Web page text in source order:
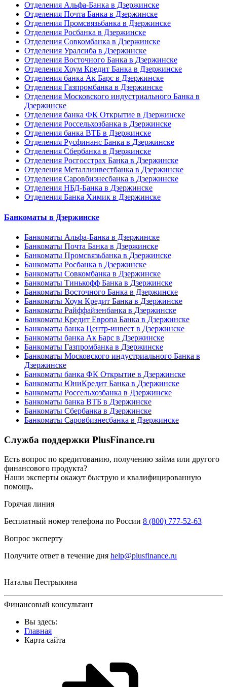
Отделения Альфа-Банка в Дзержинске
Отделения Почта Банка в Дзержинске
Отделения Промсвязьбанка в Дзержинске
Отделения Росбанка в Дзержинске
Отделения Совкомбанка в Дзержинске
Отделения Уралсиба в Дзержинске
Отделения Восточного Банка в Дзержинске
Отделения Хоум Кредит Банка в Дзержинске
Отделения банка Ак Барс в Дзержинске
Отделения Газпромбанка в Дзержинске
Отделения Московского индустриального Банка в
Дзержинске
Отделения банка ФК Открытие в Дзержинске
Отделения Россельхозбанка в Дзержинске
Отделения банка ВТБ в Дзержинске
Отделения Русфинанс Банка в Дзержинске
Отделения Сбербанка в Дзержинске
Отделения Росгосстрах Банка в Дзержинске
Отделения Металлинвестбанка в Дзержинске
Отделения Саровбизнесбанка в Дзержинске
Отделения НБД-Банка в Дзержинске
Отделения Банка Химик в Дзержинске
Банкоматы в Дзержинске
Банкоматы Альфа-Банка в Дзержинске
Банкоматы Почта Банка в Дзержинске
Банкоматы Промсвязьбанка в Дзержинске
Банкоматы Росбанка в Дзержинске
Банкоматы Совкомбанка в Дзержинске
Банкоматы Тинькофф Банка в Дзержинске
Банкоматы Восточного Банка в Дзержинске
Банкоматы Хоум Кредит Банка в Дзержинске
Банкоматы Райффайзенбанка в Дзержинске
Банкоматы Кредит Европа Банка в Дзержинске
Банкоматы банка Центр-инвест в Дзержинске
Банкоматы банка Ак Барс в Дзержинске
Банкоматы Газпромбанка в Дзержинске
Банкоматы Московского индустриального Банка в
Дзержинске
Банкоматы банка ФК Открытие в Дзержинске
Банкоматы ЮниКредит Банка в Дзержинске
Банкоматы Россельхозбанка в Дзержинске
Банкоматы банка ВТБ в Дзержинске
Банкоматы Сбербанка в Дзержинске
Банкоматы Саровбизнесбанка в Дзержинске
Служба поддержки PlusFinance.ru
Есть вопрос по кредитованию, получению займа или другого
финансового продукта?
Наши эксперты окажут быструю и квалифицированную
помощь.
Горячая линия
Бесплатный номер телефона по России 8 (800) 777-52-63
Вопрос эксперту
Получите ответ в течение дня help@plusfinance.ru
Наталья Пестрыкина
Финансовый консультант
Вы здесь:
Главная
Карта сайта